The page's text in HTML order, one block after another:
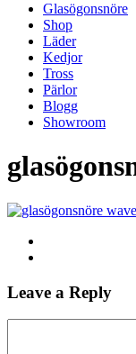
Glasögonsnöre
Shop
Läder
Kedjor
Tross
Pärlor
Blogg
Showroom
Leave a Reply